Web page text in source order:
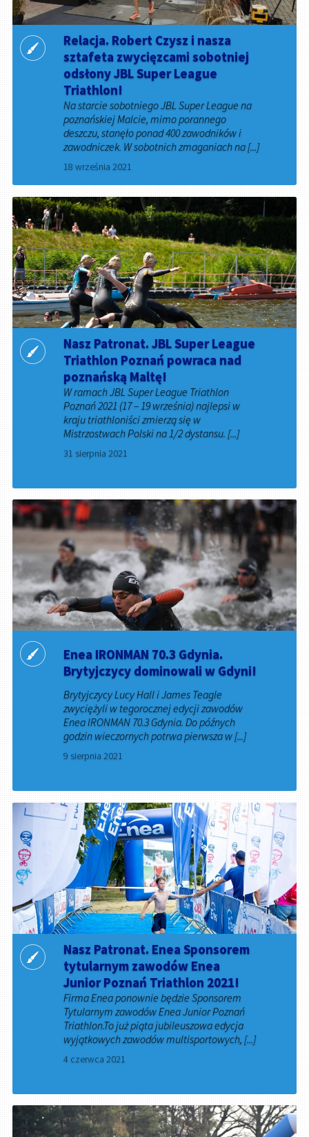
Relacja. Robert Czysz i nasza
sztafeta zwycięzcami sobotniej
odsłony JBL Super League
Triathlon!
Na starcie sobotniego JBL Super League na
poznańskiej Malcie, mimo porannego
deszczu, stanęło ponad 400 zawodników i
zawodniczek. W sobotnich zmaganiach na [...]
18 września 2021
Nasz Patronat. JBL Super League
Triathlon Poznań powraca nad
poznańską Maltę!
W ramach JBL Super League Triathlon
Poznań 2021 (17 – 19 września) najlepsi w
kraju triathloniści zmierzą się w
Mistrzostwach Polski na 1/2 dystansu. [...]
31 sierpnia 2021
​Enea IRONMAN 70.3 Gdynia.
Brytyjczycy dominowali w Gdyni!
Brytyjczycy Lucy Hall i James Teagle
zwyciężyli w tegorocznej edycji zawodów
Enea IRONMAN 70.3 Gdynia. Do późnych
godzin wieczornych potrwa pierwsza w [...]
9 sierpnia 2021
Nasz Patronat. Enea Sponsorem
tytularnym zawodów Enea
Junior Poznań Triathlon 2021!
Firma Enea ponownie będzie Sponsorem
Tytularnym zawodów Enea Junior Poznań
Triathlon.To już piąta jubileuszowa edycja
wyjątkowych zawodów multisportowych, [...]
4 czerwca 2021